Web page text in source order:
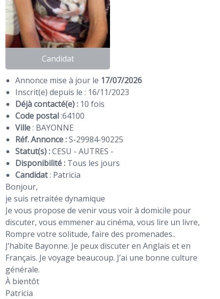
Candidat
Annonce mise à jour le 17/07/2026
Inscrit(e) depuis le : 16/11/2023
Déjà contacté(e) : 10 fois
Code postal:64100
Ville: BAYONNE
Réf. Annonce :S-29984-90225
Statut(s) :CESU - AUTRES -
Disponibilité : Tous les jours
Candidat: Patricia
Bonjour,
je suis retraitée dynamique
Je vous propose de venir vous voir à domicile pour
discuter, vous emmener au cinéma, vous lire un livre,
Rompre votre solitude, faire des promenades..
J’habite Bayonne. Je peux discuter en Anglais et en
Français. Je voyage beaucoup. J’ai une bonne culture
générale.
À bientôt
Patricia